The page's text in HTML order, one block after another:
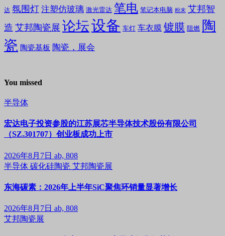
达 氛围灯 注塑仿玻璃 激光雷达 笔电 笔记本电脑 粉末 艾邦智
造 艾邦陶瓷展 论坛设备 车灯 车衣膜 镀膜 阻燃 陶
瓷 陶瓷基板 陶瓷，展会
You missed
半导体
宏达电子投资参股的江苏展芯半导体技术股份有限公司
（SZ.301707）创业板成功上市
2026年8月7日 ab, 808
半导体 碳化硅陶瓷 艾邦陶瓷展
东海碳素：2026年上半年SiC聚焦环销量显著增长
2026年8月7日 ab, 808
艾邦陶瓷展